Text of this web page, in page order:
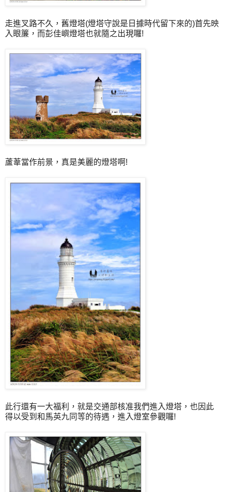
走進叉路不久，舊燈塔(燈塔守說是日據時代留下來的)首先映
入眼簾，而彭佳嶼燈塔也就隨之出現囉!
蘆葦當作前景，真是美麗的燈塔啊!
此行還有一大福利，就是交通部核准我們進入燈塔，也因此
得以受到和馬英九同等的待遇，進入燈室參觀囉!